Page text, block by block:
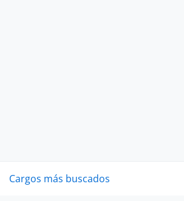
Cargos más buscados